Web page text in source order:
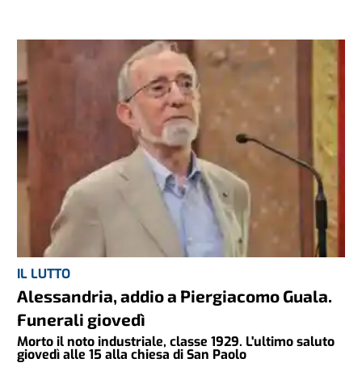
IL LUTTO
Alessandria, addio a Piergiacomo Guala.
Funerali giovedì
Morto il noto industriale, classe 1929. L'ultimo saluto
giovedì alle 15 alla chiesa di San Paolo